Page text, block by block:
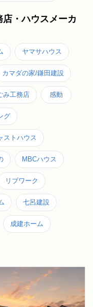
・ハウスメーカ
ヤマサハウス
カマダの家/鎌田建設
み工務店 感動
グ
ストハウス
MBCハウス
リブワーク
七呂建設
成建ホーム